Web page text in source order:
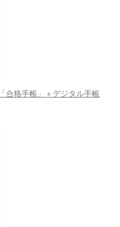
格手帳」＋デジタル手帳